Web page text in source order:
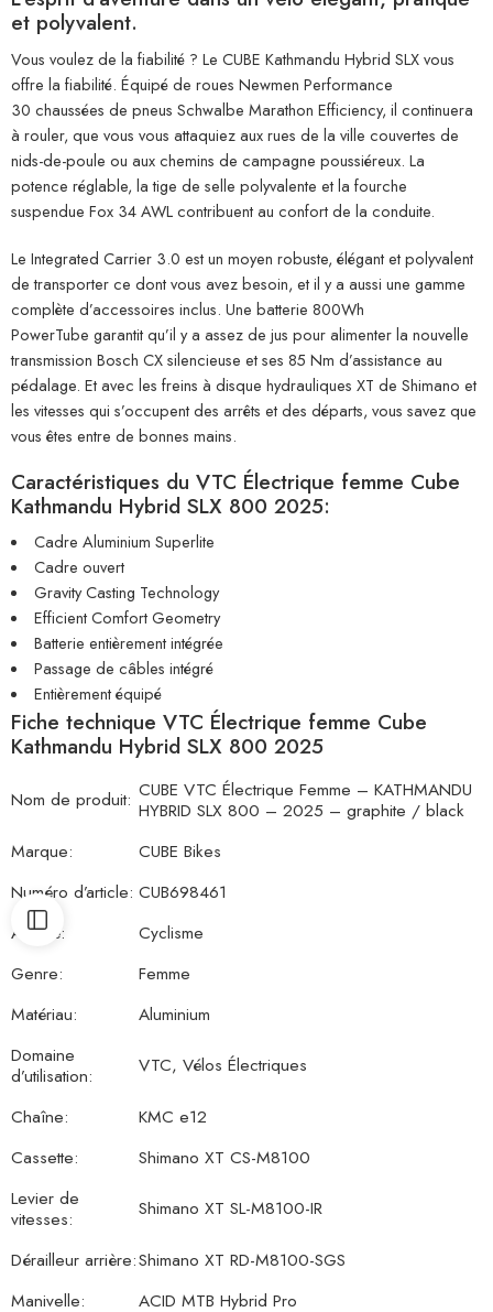
et polyvalent.
Vous voulez de la fiabilité ? Le CUBE Kathmandu Hybrid SLX vous
offre la fiabilité. Équipé de roues Newmen Performance
30 chaussées de pneus Schwalbe Marathon Efficiency, il continuera
à rouler, que vous vous attaquiez aux rues de la ville couvertes de
nids-de-poule ou aux chemins de campagne poussiéreux. La
potence réglable, la tige de selle polyvalente et la fourche
suspendue Fox 34 AWL contribuent au confort de la conduite.
Le Integrated Carrier 3.0 est un moyen robuste, élégant et polyvalent
de transporter ce dont vous avez besoin, et il y a aussi une gamme
complète d’accessoires inclus. Une batterie 800Wh
PowerTube garantit qu’il y a assez de jus pour alimenter la nouvelle
transmission Bosch CX silencieuse et ses 85 Nm d’assistance au
pédalage. Et avec les freins à disque hydrauliques XT de Shimano et
les vitesses qui s’occupent des arrêts et des départs, vous savez que
vous êtes entre de bonnes mains.
Caractéristiques du VTC Électrique femme Cube
Kathmandu Hybrid SLX 800 2025:
Cadre Aluminium Superlite
Cadre ouvert
Gravity Casting Technology
Efficient Comfort Geometry
Batterie entièrement intégrée
Passage de câbles intégré
Entièrement équipé
Fiche technique VTC Électrique femme Cube
Kathmandu Hybrid SLX 800 2025
Nom de produit: CUBE VTC Électrique Femme – KATHMANDU
HYBRID SLX 800 – 2025 – graphite / black
Marque:
CUBE Bikes
Numéro d’article: CUB698461
Activité:
Cyclisme
Genre:
Femme
Matériau:
Aluminium
Domaine
d’utilisation:
VTC, Vélos Électriques
Chaîne:
KMC e12
Cassette:
Shimano XT CS-M8100
Levier de
vitesses:
Shimano XT SL-M8100-IR
Dérailleur arrière:Shimano XT RD-M8100-SGS
Manivelle:
ACID MTB Hybrid Pro